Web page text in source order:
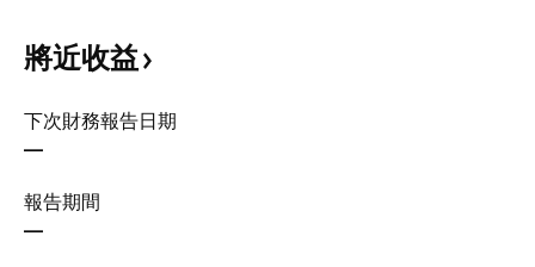
將近收益
下次財務報告日期
—
報告期間
—